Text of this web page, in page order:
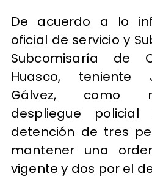
De acuerdo a lo
oficial de servicio y
Subcomisaría de
Huasco, teniente
Gálvez, como
despliegue
detención de tres
mantener una
vigente y dos por el